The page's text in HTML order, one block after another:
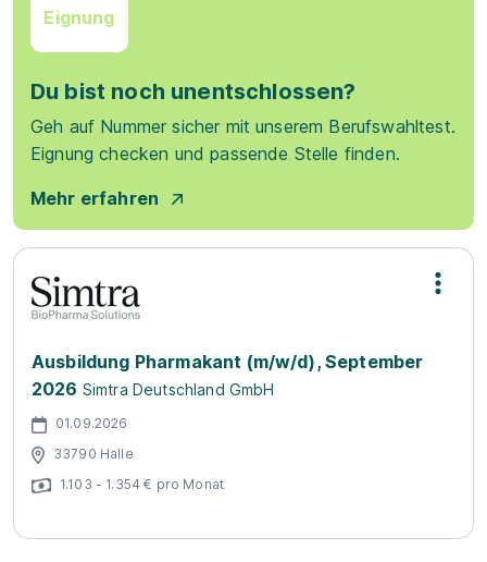
Eignung
Du bist noch unentschlossen?
Geh auf Nummer sicher mit unserem Berufswahltest.
Eignung checken und passende Stelle finden.
Mehr erfahren
Ausbildung Pharmakant (m/w/d), September
2026 Simtra Deutschland GmbH
01.09.2026
33790 Halle
1.103 - 1.354 € pro Monat